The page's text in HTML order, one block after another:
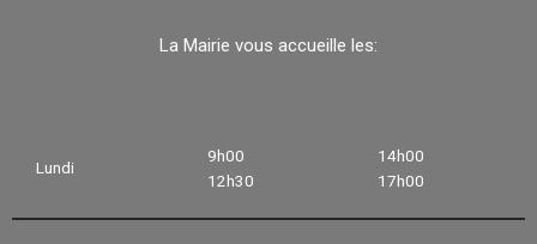
La Mairie vous accueille les:
Lundi
9h00
12h30
14h00
17h00